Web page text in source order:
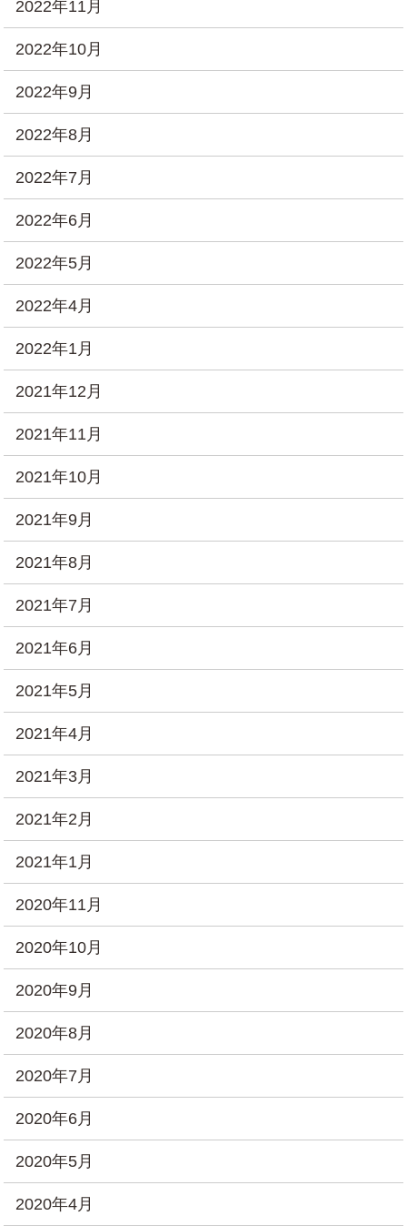
2022年11月
2022年10月
2022年9月
2022年8月
2022年7月
2022年6月
2022年5月
2022年4月
2022年1月
2021年12月
2021年11月
2021年10月
2021年9月
2021年8月
2021年7月
2021年6月
2021年5月
2021年4月
2021年3月
2021年2月
2021年1月
2020年11月
2020年10月
2020年9月
2020年8月
2020年7月
2020年6月
2020年5月
2020年4月